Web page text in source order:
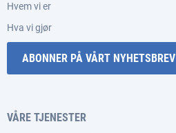
Hvem vi er
Hva vi gjør
ABONNER PÅ VÅRT NYHETSBREV
VÅRE TJENESTER